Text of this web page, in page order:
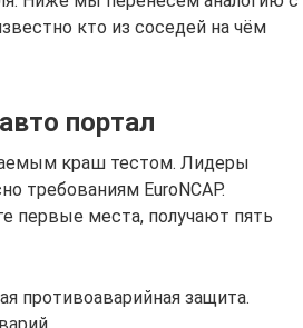
кто из соседей на чём
портал
краш тестом. Лидеры
требованиям EuroNCAP.
первые места, получают пять
противоаварийная защита.